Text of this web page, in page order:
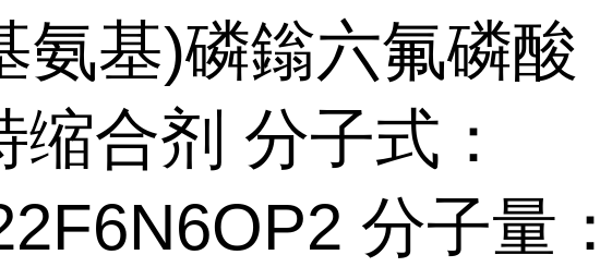
氨基)磷鎓六氟磷酸
缩合剂 分子式：
分子量：